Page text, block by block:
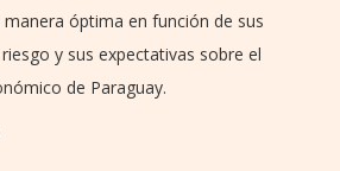
óptima en función de sus
y sus expectativas sobre el
de Paraguay.